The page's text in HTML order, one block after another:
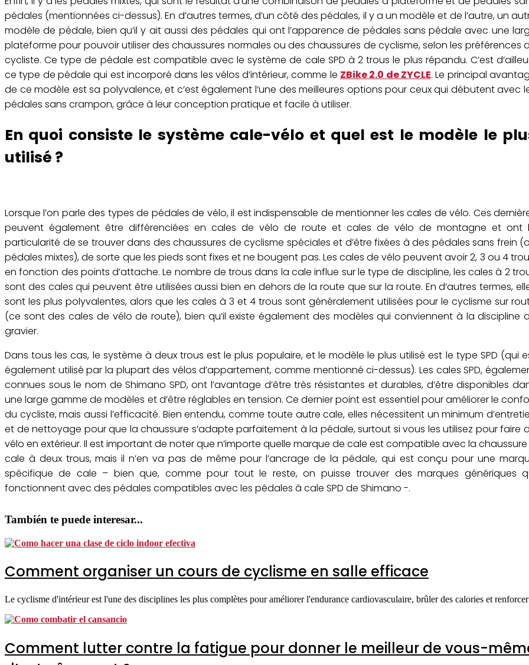
pédales (mentionnées ci-dessus). En d’autres termes, d’un côté des pédales, il y a un modèle et de l’autre, un
modèle de pédale, bien qu’il y ait aussi des pédales qui ont l’apparence de pédales sans pédale avec une
plateforme pour pouvoir utiliser des chaussures normales ou des chaussures de cyclisme, selon les préférences
cycliste. Ce type de pédale est compatible avec le système de cale SPD à 2 trous le plus répandu. C’est
ce type de pédale qui est incorporé dans les vélos d’intérieur, comme le ZBike 2.0 de ZYCLE. Le principal
de ce modèle est sa polyvalence, et c’est également l’une des meilleures options pour ceux qui débutent avec
pédales sans crampon, grâce à leur conception pratique et facile à utiliser.
En quoi consiste le système cale-vélo et quel est le modèle le
utilisé ?
Lorsque l’on parle des types de pédales de vélo, il est indispensable de mentionner les cales de vélo. Ces
peuvent également être différenciées en cales de vélo de route et cales de vélo de montagne et ont
particularité de se trouver dans des chaussures de cyclisme spéciales et d’être fixées à des pédales sans frein
pédales mixtes), de sorte que les pieds sont fixes et ne bougent pas. Les cales de vélo peuvent avoir 2, 3 ou 4
en fonction des points d’attache. Le nombre de trous dans la cale influe sur le type de discipline, les cales à 2
sont des cales qui peuvent être utilisées aussi bien en dehors de la route que sur la route. En d’autres termes,
sont les plus polyvalentes, alors que les cales à 3 et 4 trous sont généralement utilisées pour le cyclisme sur
(ce sont des cales de vélo de route), bien qu’il existe également des modèles qui conviennent à la discipline
gravier.
Dans tous les cas, le système à deux trous est le plus populaire, et le modèle le plus utilisé est le type SPD (qui
également utilisé par la plupart des vélos d’appartement, comme mentionné ci-dessus). Les cales SPD,
connues sous le nom de Shimano SPD, ont l’avantage d’être très résistantes et durables, d’être disponibles
une large gamme de modèles et d’être réglables en tension. Ce dernier point est essentiel pour améliorer le
du cycliste, mais aussi l’efficacité. Bien entendu, comme toute autre cale, elles nécessitent un minimum
et de nettoyage pour que la chaussure s’adapte parfaitement à la pédale, surtout si vous les utilisez pour faire
vélo en extérieur. Il est important de noter que n’importe quelle marque de cale est compatible avec la
cale à deux trous, mais il n’en va pas de même pour l’ancrage de la pédale, qui est conçu pour une
spécifique de cale – bien que, comme pour tout le reste, on puisse trouver des marques génériques
fonctionnent avec des pédales compatibles avec les pédales à cale SPD de Shimano -.
También te puede interesar...
Comment organiser un cours de cyclisme en salle efficace
Le cyclisme d'intérieur est l'une des disciplines les plus complètes pour améliorer l'endurance cardiovasculaire, brûler des calories et
Comment lutter contre la fatigue pour donner le meilleur de vous-